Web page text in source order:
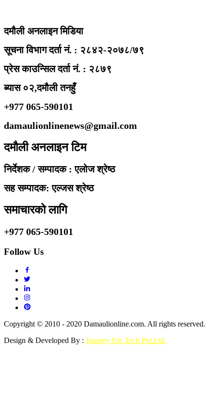
दमौली अनलाइन मिडिया
सूचना विभाग दर्ता नं. : २८४२-२०७८/७९
प्रेस काउन्सिल दर्ता नं. : २८७९
ब्यास ०२,दमौली तनहुँ
+977 065-590101
damaulionlinenews@gmail.com
दमौली अनलाइन टिम
निर्देशक / सम्पादक : एलोज श्रेष्ठ
सह सम्पादक: एल्जस श्रेष्ठ
समाचारको लागि
+977 065-590101
Follow Us
Copyright © 2010 - 2020 Damaulionline.com. All rights reserved.
Design & Developed By : Journey For Tech Pvt.Ltd.